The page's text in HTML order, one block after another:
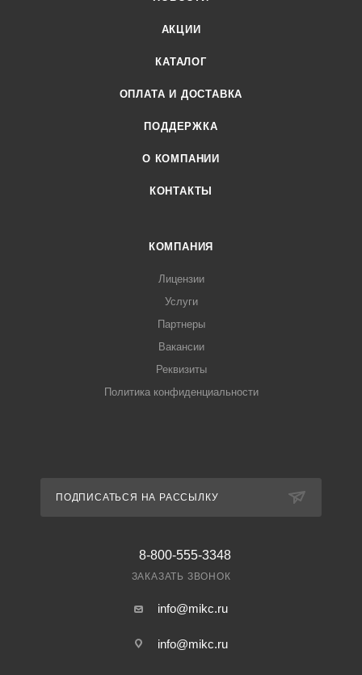
АКЦИИ
КАТАЛОГ
ОПЛАТА И ДОСТАВКА
ПОДДЕРЖКА
О КОМПАНИИ
КОНТАКТЫ
КОМПАНИЯ
Лицензии
Услуги
Партнеры
Вакансии
Реквизиты
Политика конфиденциальности
ПОДПИСАТЬСЯ НА РАССЫЛКУ
8-800-555-3348
ЗАКАЗАТЬ ЗВОНОК
info@mikc.ru
info@mikc.ru